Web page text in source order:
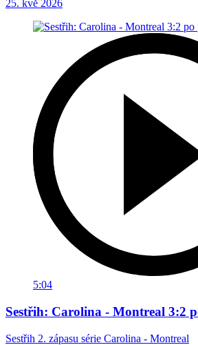
25. kvě 2026
5:04
Sestřih: Carolina - Montreal 3:2
Sestřih 2. zápasu série Carolina - Montreal